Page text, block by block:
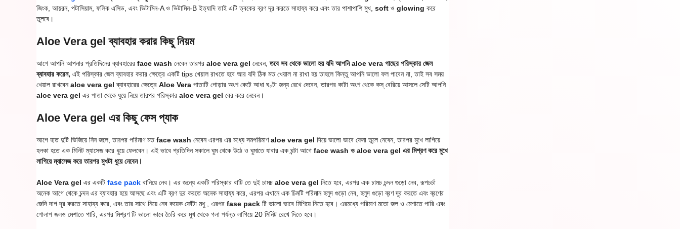
জিংক, আয়রন, পটাসিয়াম, ফলিক এসিড, এবং ভিটামিন-A ও ভিটামিন-B ইত্যাদি তাই এটি ত্বকের ব্রণ দূর করতে সাহায্য করে এবং তার পাশাপাশি মুখ, soft ও glowing করে
তুলবে।
Aloe Vera gel ব্যাবহার করার কিছু নিয়ম
আগে আপনি আপনার প্রতিদিনের ব্যাবহারের face wash নেবেন তারপর aloe vera gel নেবেন,তবে সব থেকে ভালো হয় যদি আপনি aloe vera গাছের পরিস্কার জেল
ব্যাবহার করেন, এই পরিস্কার জেল ব্যাবহার করার ক্ষেত্রে একটি tips খেয়াল রাখতে হবে আর যদি ঠিক মত খেয়াল না রাখা হয় তাহলে কিন্তু আপনি ভালো ফল পাবেন না, তাই সব সময়
খেয়াল রাখবেনaloe vera gel ব্যাবহারের ক্ষেত্রে Aloe Vera পাতাটি গোড়ার অংশ কেটে আধা ঘণ্টা জন্য রেখে দেবেন, তারপর কাটা অংশ থেকে কস্ বেরিয়ে আসলে সেটি আপনি
aloe vera gel এর পাতা থেকে ধুয়ে নিয়ে তারপর পরিস্কার aloe vera gel বের করে নেবেন।
Aloe Vera gel এর কিছু ফেস প্যাক
আগে হাত দুটি ভিজিয়ে নিন জলে, তারপর পরিমাণ মতface wash নেবেন এরপর এর মধ্যে সমপরিমাণaloe vera gel দিয়ে ভালো ভাবে ফেনা তুলে নেবেন, তারপর মুখে লাগিয়ে
হলকা হতে এক মিনিট ম্যাসেজ করে ধুয়ে ফেলবেন। এই ভাবে প্রতিদিন সকালে ঘুম থেকে উঠে ও ঘুমাতে যাবার এক ঘন্টা আগে face wash ও aloe vera gel এর মিশ্রণ করে মুখে
লাগিয়ে ম্যাসেজ করে তারপর মুখটা ধুয়ে নেবেন।
Aloe Vera gel এর একটি fase pack বানিয়ে নেব। এর জন্যে একটি পরিস্কার বাটি তে দুই চামচ aloe vera gel নিতে হবে, এরপর এক চামচ চন্দন গুড়ো নেব, রূপচর্চা
অনেক আগে থেকে চন্দন এর ব্যাবহার হয়ে আসছে এবং এটি ব্রণ দুর করতে অনেক সাহায্য করে, এরপর এখানে এক চিমটি পরিমান হলুদ গুড়ো নেব, হলুদ গুড়ো ব্রণ দূর করতে এবং ব্রণের
জেদি দাগ দূর করতে সাহায্য করে, এবং তার সাথে নিয়ে নেব কয়েক ফোঁটা মধু , এরপর fase pack টি ভালো ভাবে মিশিয়ে নিতে হবে। এরমধ্যে পরিমাণ মতো জল ও মেশাতে পারি এবং
গোলাপ জলও মেশাতে পারি, এরপর মিশ্রণ টি ভালো ভাবে তৈরি করে মুখ থেকে গলা পর্যন্ত লাগিয়ে 20 মিনিট রেখে দিতে হবে।